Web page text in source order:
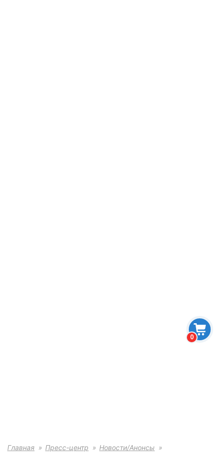
0
Главная Пресс-центр
Новости/Анонсы